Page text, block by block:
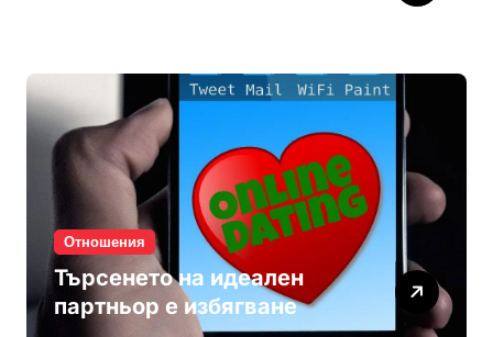
Отношения
Търсенето на идеален
партньор е избягване